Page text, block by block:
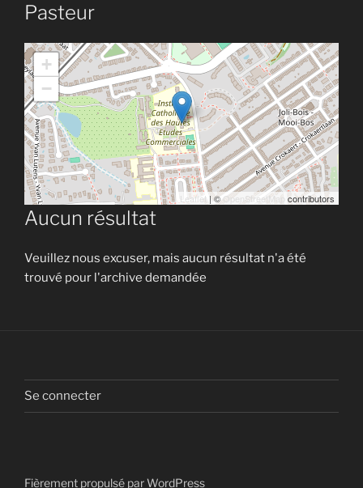
Pasteur
+
−
Leaflet | ©OpenStreetMap contributors
Aucun résultat
Veuillez nous excuser, mais aucun résultat n'a été
trouvé pour l'archive demandée
Se connecter
Fièrement propulsé par WordPress